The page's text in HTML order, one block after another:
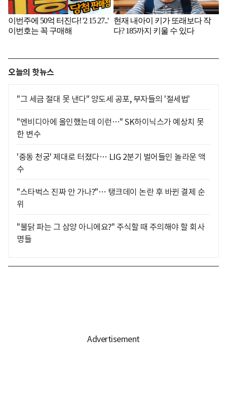
오늘의 핫뉴스
"그 세금 절대 못 낸다" 양도세 공포, 부자들의 '절세법'
"엔비디아에 올인했는데 이런…" SK하이닉스가 예상치 못
한 변수
'중동 천궁' 제대로 터졌다… LIG 2분기 벌어들인 놀라운 액
수
"스타벅스 진짜 안 가나?"… 탱크데이 논란 후 바뀐 결제 순
위
"불닭 파는 그 삼양 아니에요?" 주식할 때 주의해야 할 회사
명들